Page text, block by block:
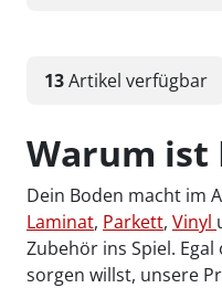
13Artikel verfügbar
Warum ist
Dein Boden macht im
Laminat, Parkett, Vinyl
Zubehör ins Spiel.
sorgen willst, unsere